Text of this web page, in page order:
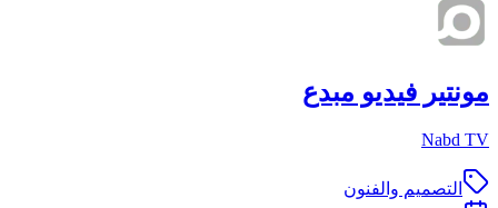
مونتير فيديو مبدع
Nabd TV
التصميم والفنون